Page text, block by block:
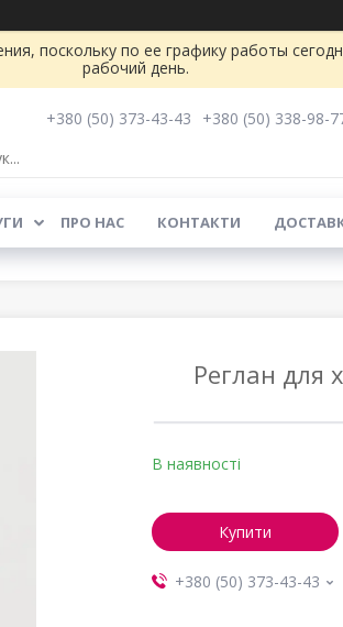
поскольку по ее графику работы
рабочий день.
+380 (50) 373-43-43
+380 (50) 338-98-
ПРО НАС КОНТАКТИ
Реглан для
В наявності
Купити
+380 (50) 373-43-43